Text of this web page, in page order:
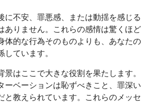
に不安、罪悪感、または動揺を感じる
ありません。これらの感情は驚くほど
体的な行為そのものよりも、あなたの
ています。
はここで大きな役割を果たします。
ーベーションは恥ずべきこと、罪深い
と教えられています。これらのメッセ